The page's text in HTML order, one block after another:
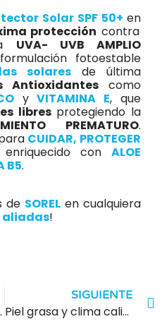
Solar SPF 50+ en
protección contra
UVA- UVB AMPLIO
fotoestable
solaresde última
Antioxidantes como
y VITAMINA E, que
libresprotegiendo la
PREMATURO.
CUIDAR, PROTEGER
conALOE
B5.
de SOREL en cualquiera
!
con acné
SIGUIENTE
Piel grasa y clima caliente: tips para mantener el brillo bajo control